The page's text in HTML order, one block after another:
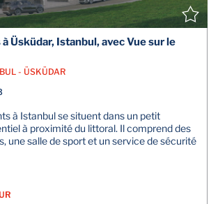
Üsküdar, Istanbul, avec Vue sur le
- ÜSKÜDAR
à Istanbul se situent dans un petit
à proximité du littoral. Il comprend des
une salle de sport et un service de sécurité